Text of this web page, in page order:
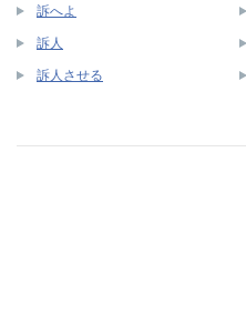
訴へよ
訴人
訴人させる